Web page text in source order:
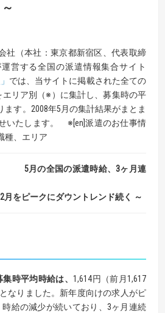
社（本社：東京都新宿区、代表取締
営する全国の派遣情報集合サイト
では、当サイトに掲載された全ての
リア別 （※） に集計し、募集時の平
す。2008年5月の集計結果がまとま
いたします。 ※[en]派遣のお仕事情
種、エリア
5月の全国の派遣時給、3ヶ月連
ダウントレンド続く ～
集時平均時給は、1,614円（前月1,617
なりました。新年度向けの求人がピ
給の減少が続いており、3ヶ月連続